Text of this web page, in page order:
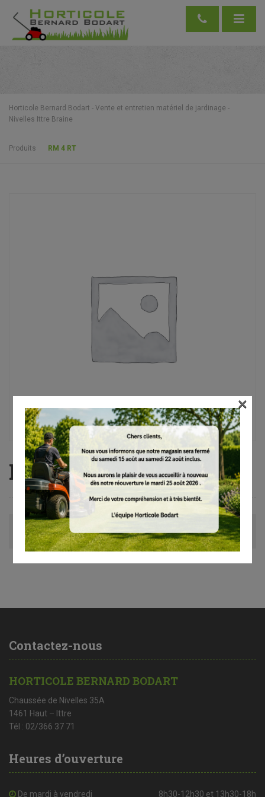
Horticole Bernard Bodart - Vente et entretien matériel de jardinage -
Nivelles Ittre Braine
Produits RM 4 RT
RM 4 RT
Avis (0)
Contactez-nous
HORTICOLE BERNARD BODART
Chaussée de Nivelles 35A
1461 Haut – Ittre
Tél : 02/366 37 71
Heures d’ouverture
De mardi à vendredi 8h30-12h30 et 13h30-18h
×